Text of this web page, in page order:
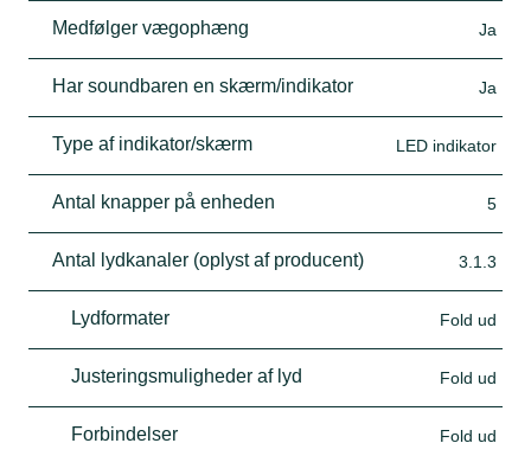
Medfølger vægophæng Ja
Har soundbaren en skærm/indikator Ja
Type af indikator/skærm LED indikator
Antal knapper på enheden 5
Antal lydkanaler (oplyst af producent) 3.1.3
Lydformater Fold ud
Justeringsmuligheder af lyd Fold ud
Forbindelser Fold ud